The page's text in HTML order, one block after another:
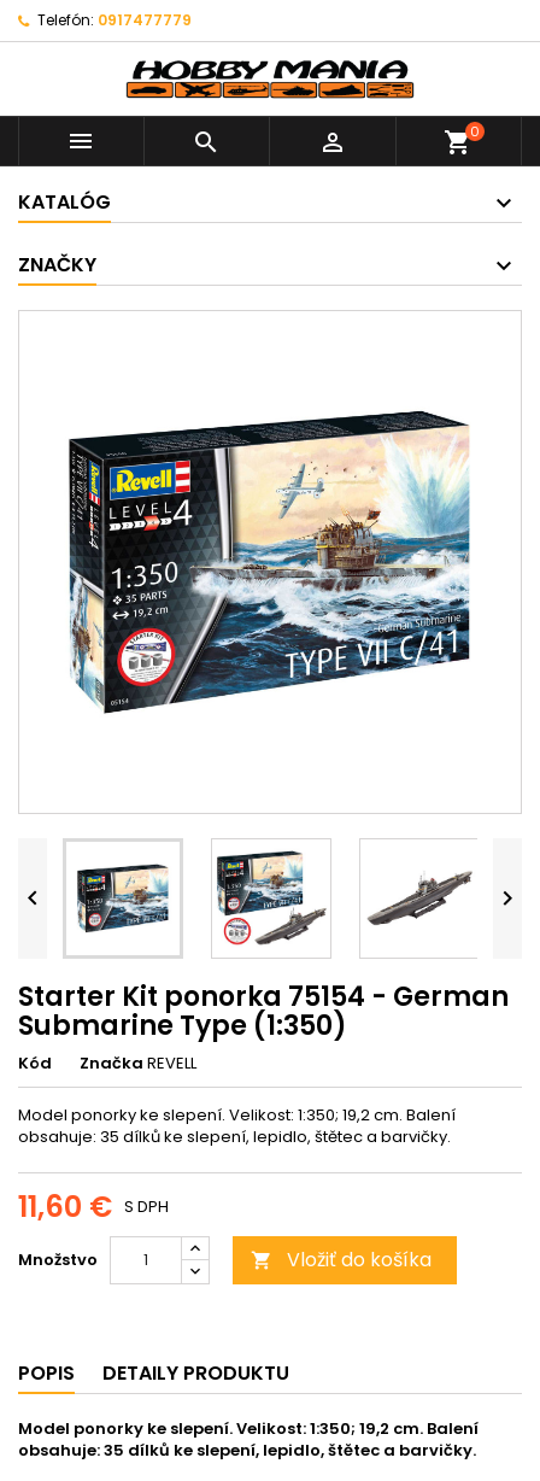
Telefón: 0917477779
   shopping_cart0
KATALÓG
ZNAČKY
 
Starter Kit ponorka 75154 - German
Submarine Type (1:350)
Kód Značka REVELL
Model ponorky ke slepení. Velikost: 1:350; 19,2 cm. Balení
obsahuje: 35 dílků ke slepení, lepidlo, štětec a barvičky.
11,60 € S DPH
Množstvo  Vložiť do košíka
POPIS DETAILY PRODUKTU
Model ponorky ke slepení. Velikost: 1:350; 19,2 cm. Balení
obsahuje: 35 dílků ke slepení, lepidlo, štětec a barvičky.